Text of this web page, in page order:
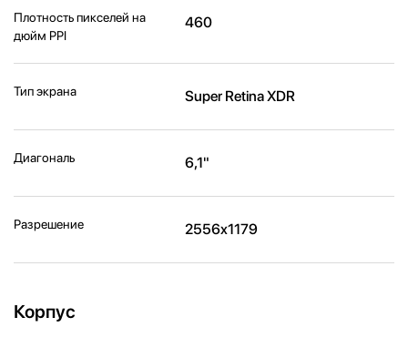
Плотность пикселей на
дюйм PPI
460
Тип экрана Super Retina XDR
Диагональ 6,1"
Разрешение 2556x1179
Корпус